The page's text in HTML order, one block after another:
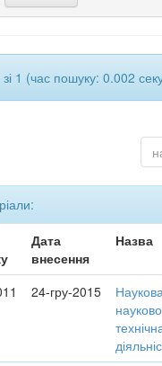
зі 1 (час пошуку: 0.002
Дата
внесення
Назва
24-гру-2015